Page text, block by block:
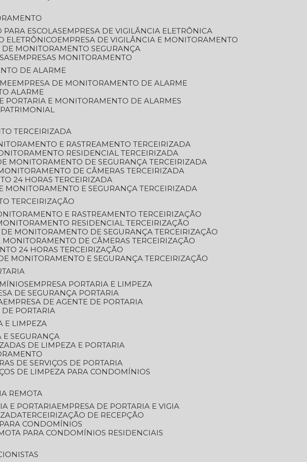
PARA ESCOLAS
EMPRESA DE VIGILÂNCIA ELETRÔNICA
ELETRÔNICO
EMPRESA DE VIGILÂNCIA E MONITORAMENTO
DE MONITORAMENTO SEGURANÇA
EMPRESAS MONITORAMENTO
DE ALARME
EMPRESA DE MONITORAMENTO DE ALARME
ALARME
PORTARIA E MONITORAMENTO DE ALARMES
TERCEIRIZADA
E RASTREAMENTO TERCEIRIZADA
RESIDENCIAL TERCEIRIZADA
MONITORAMENTO DE SEGURANÇA TERCEIRIZADA
DE CÂMERAS TERCEIRIZADA
24 HORAS TERCEIRIZADA
MONITORAMENTO E SEGURANÇA TERCEIRIZADA
TERCEIRIZAÇÃO
E RASTREAMENTO TERCEIRIZAÇÃO
RESIDENCIAL TERCEIRIZAÇÃO
DE MONITORAMENTO DE SEGURANÇA TERCEIRIZAÇÃO
MONITORAMENTO DE CÂMERAS TERCEIRIZAÇÃO
24 HORAS TERCEIRIZAÇÃO
DE MONITORAMENTO E SEGURANÇA TERCEIRIZAÇÃO
EMPRESA PORTARIA E LIMPEZA
DE SEGURANÇA PORTARIA
EMPRESA DE AGENTE DE PORTARIA
DE PORTARIA
E LIMPEZA
E SEGURANÇA
DE LIMPEZA E PORTARIA
DE SERVIÇOS DE PORTARIA
DE LIMPEZA PARA CONDOMÍNIOS
REMOTA
E PORTARIA
EMPRESA DE PORTARIA E VIGIA
TERCEIRIZAÇÃO DE RECEPÇÃO
CONDOMÍNIOS
PARA CONDOMÍNIOS RESIDENCIAIS